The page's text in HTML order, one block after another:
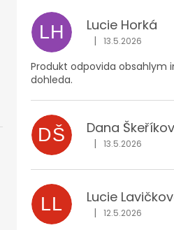
LH Lucie Horká
Hodnocení
| 13.5.2026
Produkt odpovida obsahlym
dohleda.
DŠ Dana
Hodnocení
| 13.5.2026
LL Lucie
Hodnocení
| 12.5.2026